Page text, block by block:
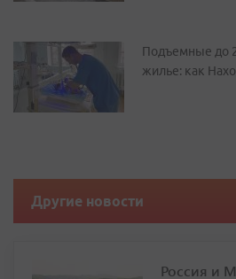
Подъемные до
жилье: как
Другие новости
Россия и